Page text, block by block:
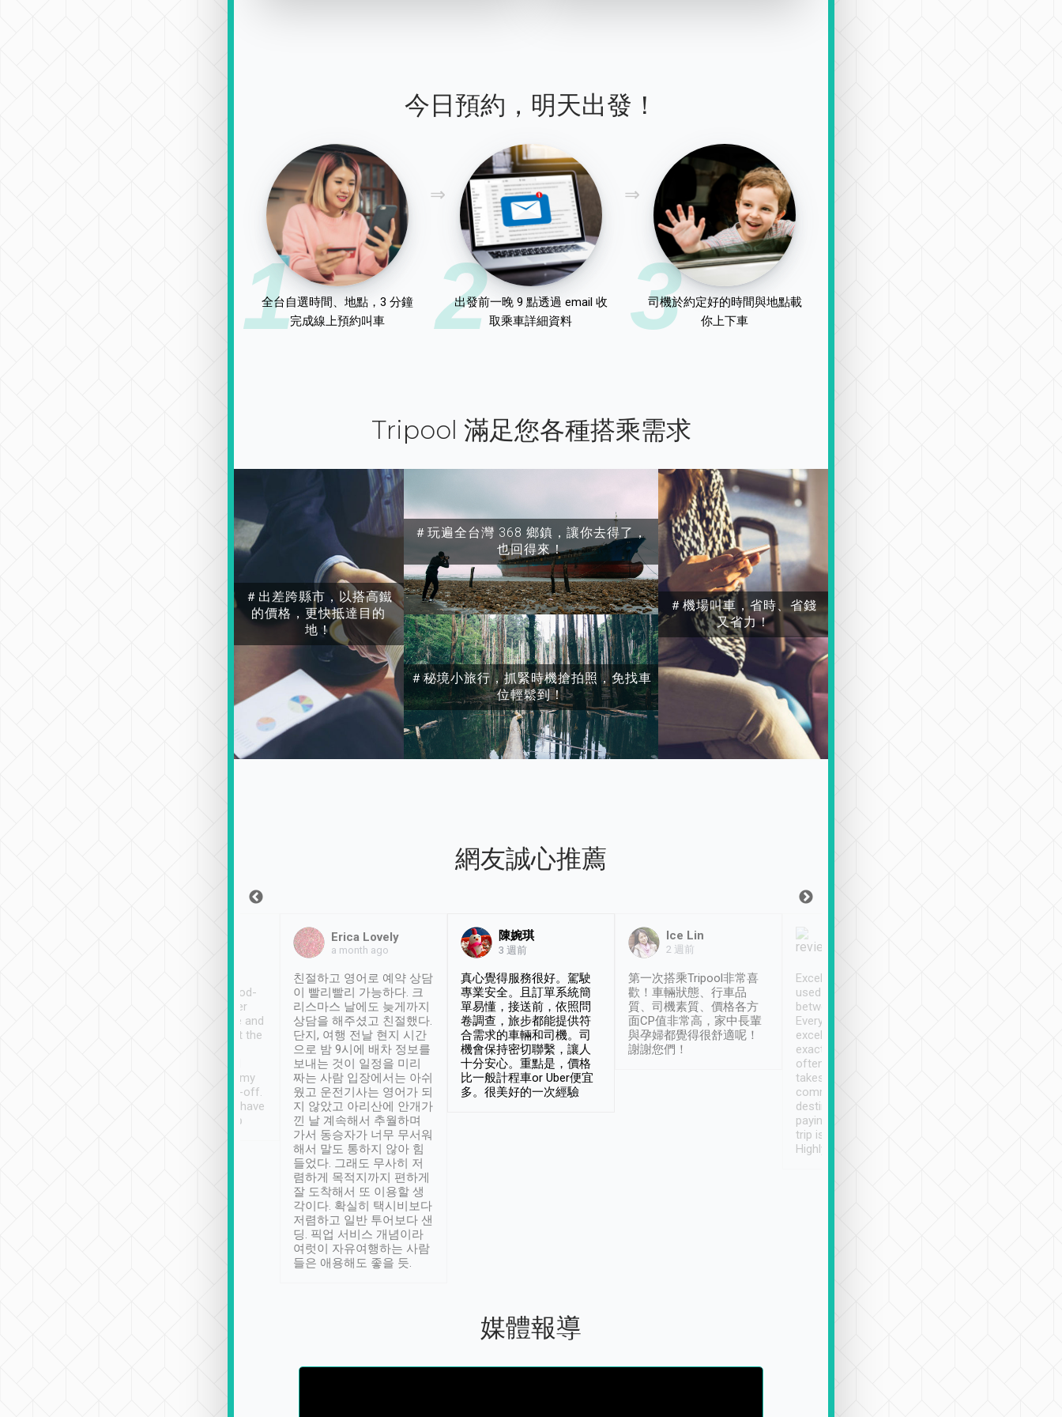
今日預約，明天出發！
1
全台自選時間、地點，3 分鐘
完成線上預約叫車
2
出發前一晚 9 點透過 email 收
取乘車詳細資料
3
司機於約定好的時間與地點載
你上下車
Tripool 滿足您各種搭乘需求
＃出差跨縣市，以搭高鐵
的價格，更快抵達目的
地！
＃玩遍全台灣 368 鄉鎮，讓你去得了，
也回得來！
＃秘境小旅行，抓緊時機搶拍照，免找車
位輕鬆到！
＃機場叫車，省時、省錢
又省力！
網友誠心推薦
service, vehicles in good-
condition and the driver
service was awesome and
thoughtful. Driver went the
have safely arrived at my
destination after drop-off.
Definitely something I have
not seen elsewhere 👍
Erica Lovely
a month ago
친절하고 영어로 예약 상담
이 빨리빨리 가능하다. 크
리스마스 날에도 늦게까지
상담을 해주셨고 친절했다.
단지, 여행 전날 현지 시간
으로 밤 9시에 배차 정보를
보내는 것이 일정을 미리
짜는 사람 입장에서는 아쉬
웠고 운전기사는 영어가 되
지 않았고 아리산에 안개가
낀 날 계속해서 추월하며
가서 동승자가 너무 무서워
해서 말도 통하지 않아 힘
들었다. 그래도 무사히 저
렴하게 목적지까지 편하게
잘 도착해서 또 이용할 생
각이다. 확실히 택시비보다
저렴하고 일반 투어보다 샌
딩. 픽업 서비스 개념이라
여럿이 자유여행하는 사람
들은 애용해도 좋을 듯.
陳婉琪
3 週前
真心覺得服務很好。駕駛
專業安全。且訂單系統簡
單易懂，接送前，依照問
卷調查，旅步都能提供符
合需求的車輛和司機。司
機會保持密切聯繫，讓人
十分安心。重點是，價格
比一般計程車or Uber便宜
多。很美好的一次經驗
Ice Lin
2 週前
第一次搭乘Tripool非常喜
歡！車輛狀態、行車品
質、司機素質、價格各方
面CP值非常高，家中長輩
與孕婦都覺得很舒適呢！
謝謝您們！
Excellent service. We have
used Tripool to travel
between cities in Taiwan.
Every driver has been
excellent and arrives
exactly on time. As there is
often limited English it
takes the difficulty out of
communicating the
destination details and
paying online prior to the
trip is very convenient.
Highly recommended
媒體報導